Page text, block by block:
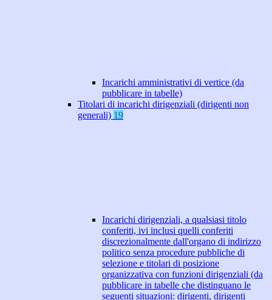
Incarichi amministrativi di vertice (da
pubblicare in tabelle)
Titolari di incarichi dirigenziali (dirigenti non
generali) 19
Incarichi dirigenziali, a qualsiasi titolo
conferiti, ivi inclusi quelli conferiti
discrezionalmente dall'organo di indirizzo
politico senza procedure pubbliche di
selezione e titolari di posizione
organizzativa con funzioni dirigenziali (da
pubblicare in tabelle che distinguano le
seguenti situazioni: dirigenti, dirigenti